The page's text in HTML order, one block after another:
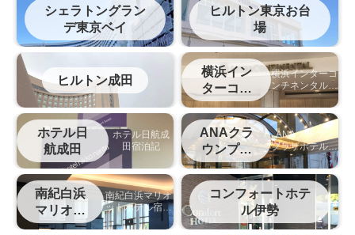
シェラトングラン
デ東京ベイ
ヒルトン東京お台
場
ヒルトン成田
横浜イン
ターコン
チネンタ
ル
横浜インターコ
ンチネンタルホ
テルの宿泊記
ホテル日
航成田
ホテル日航成
田宿泊記
ANAクラ
ウンプラ
ザ松山
ANAクラウン
プラザホテル松
山宿泊記
南紀白浜
マリオッ
ト
南紀白浜マリオ
ットホテル宿泊
記
コンフォートホテ
ル伊勢